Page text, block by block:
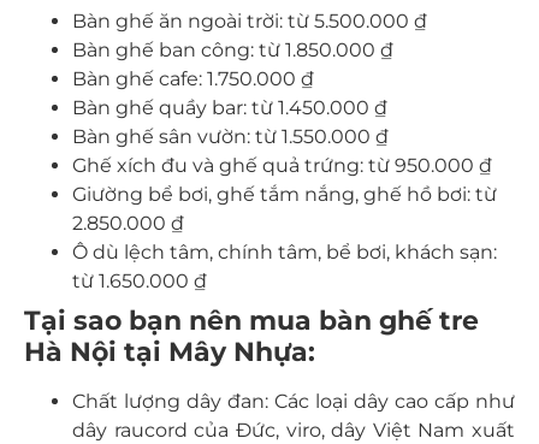
Bàn ghế ăn ngoài trời: từ 5.500.000 ₫
Bàn ghế ban công: từ 1.850.000 ₫
Bàn ghế cafe: 1.750.000 ₫
Bàn ghế quầy bar: từ 1.450.000 ₫
Bàn ghế sân vườn: từ 1.550.000 ₫
Ghế xích đu và ghế quả trứng: từ 950.000 ₫
Giường bể bơi, ghế tắm nắng, ghế hồ bơi: từ
2.850.000 ₫
Ô dù lệch tâm, chính tâm, bể bơi, khách sạn:
từ 1.650.000 ₫
Tại sao bạn nên mua bàn ghế tre
Hà Nội tại Mây Nhựa:
Chất lượng dây đan: Các loại dây cao cấp như
dây raucord của Đức, viro, dây Việt Nam xuất